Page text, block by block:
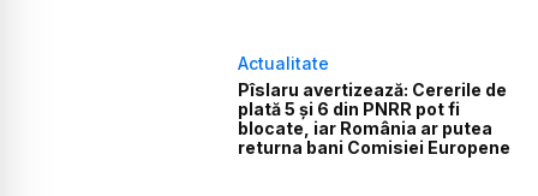
Actualitate
Pîslaru avertizează: Cererile de
plată 5 și 6 din PNRR pot fi
blocate, iar România ar putea
returna bani Comisiei Europene